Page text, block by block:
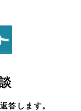
答します。